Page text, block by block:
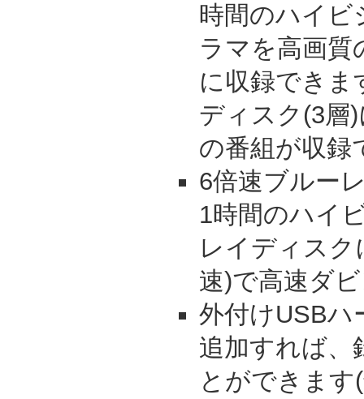
時間のハイビ
ラマを高画質
に収録できま
ディスク(3層
の番組が収録
6倍速ブルー
1時間のハイ
レイディスク
速)で高速ダ
外付けUSBハ
追加すれば、
とができます